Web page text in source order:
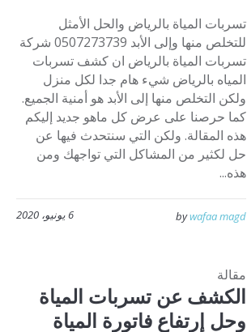
تسربات المياة بالرياض والحل الأمثل
للتخلص منها وإلى الأبد 0507273739 شركة
تسربات المياة بالرياض ان كشف تسربات
المياه بالرياض شيء هام جدا لكل منزل
ولكن التخلص منها إلى الأبد هو أمنية الجميع.
كما حرصنا على عرض كل ماهو جديد إليكم
هذه المقالة. ولكن التي سنتحدث فيها عن
حل لكثير من المشاكل التي تواجهك ومن
هذه...
6 يونيو، 2020 bywafaa magd
مقالة
الكشف عن تسربات المياة
وحل إرتفاع فاتورة المياة